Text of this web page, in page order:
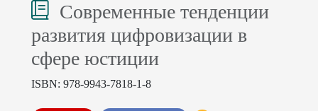
Современные тенденции
развития цифровизации в
сфере юстиции
ISBN: 978-9943-7818-1-8